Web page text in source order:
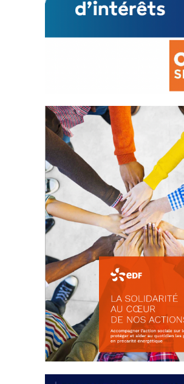
La prévention des conflits
d’intérêts
18 septembre 2023
FEUILLETER